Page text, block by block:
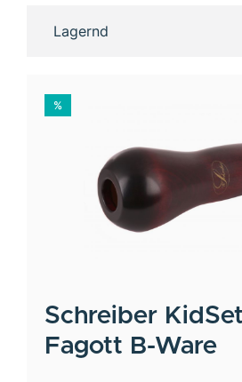
%
Schreiber
Fagott B-Ware